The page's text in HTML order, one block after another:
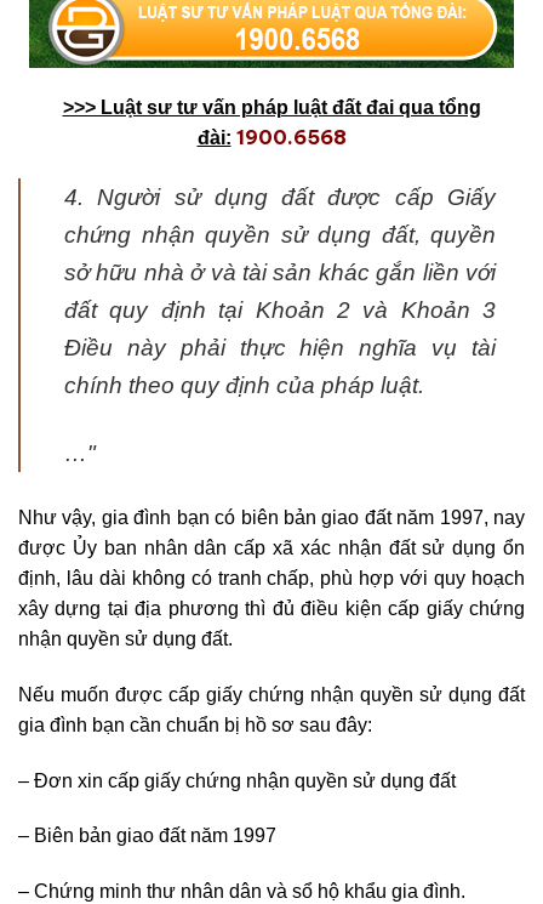
>>> Luật sư tư vấn pháp luật đất đai qua tổng
đài: 1900.6568
4. Người sử dụng đất được cấp Giấy
chứng nhận quyền sử dụng đất, quyền
sở hữu nhà ở và tài sản khác gắn liền với
đất quy định tại Khoản 2 và Khoản 3
Điều này phải thực hiện nghĩa vụ tài
chính theo quy định của pháp luật.
…"
Như vậy, gia đình bạn có biên bản giao đất năm 1997, nay
được Ủy ban nhân dân cấp xã xác nhận đất sử dụng ổn
định, lâu dài không có tranh chấp, phù hợp với quy hoạch
xây dựng tại địa phương thì đủ điều kiện cấp giấy chứng
nhận quyền sử dụng đất.
Nếu muốn được cấp giấy chứng nhận quyền sử dụng đất
gia đình bạn cần chuẩn bị hồ sơ sau đây:
– Đơn xin cấp giấy chứng nhận quyền sử dụng đất
– Biên bản giao đất năm 1997
– Chứng minh thư nhân dân và sổ hộ khẩu gia đình.